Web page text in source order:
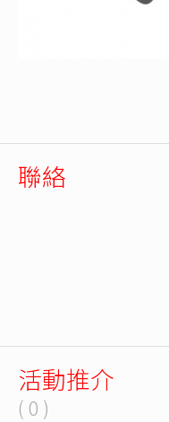
聯絡
活動推介
( 0 )